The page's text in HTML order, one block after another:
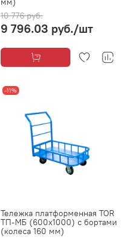
10 776 руб.
9 796.03 руб./шт
-11%
Тележка платформенная TOR
ТП-МБ (600х1000) с бортами
(колеса 160 мм)